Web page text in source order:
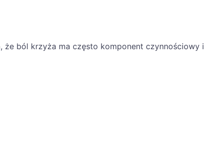
że ból krzyża ma często komponent czynnościowy i